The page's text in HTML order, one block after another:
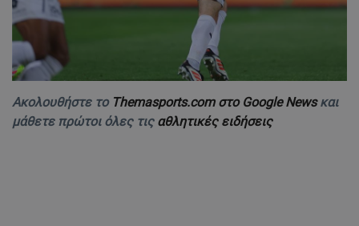
Ακολουθήστε το Themasports.com στο Google Newsκαι
μάθετε πρώτοι όλες τις αθλητικές ειδήσεις